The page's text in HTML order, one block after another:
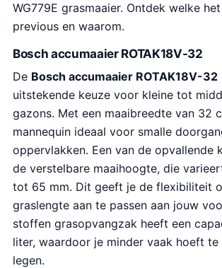
WG779E grasmaaier. Ontdek welke
previous en waarom.
Bosch accumaaier ROTAK18V-32
De Bosch accumaaier ROTAK18V-32
uitstekende keuze voor kleine tot
gazons. Met een maaibreedte van 32
mannequin ideaal voor smalle
oppervlakken. Een van de opvallende
de verstelbare maaihoogte, die
tot 65 mm. Dit geeft je de flexibiliteit
graslengte aan te passen aan jouw
stoffen grasopvangzak heeft een
liter, waardoor je minder vaak hoeft
legen.